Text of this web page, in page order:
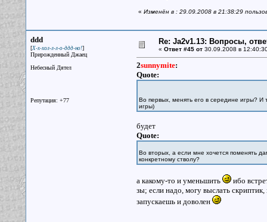
« Изменён в : 29.09.2008 в 21:38:29
ddd
[Х-х-хол-л-л-о-ддд-но!]
Прирожденный Джаец
Небесный Дятел
Репутация: +77
Re: Ja2v1.13: Вопросы,
« Ответ #45 от30.09.2008 в
2sunnymite:
Quote:
Во первых, менять его в середине игры? И
игры)
будет
Quote:
Во вторых, а если мне хочется поменять
конкретному стволу?
а какому-то и уменьшить
ибо
зы; если надо, могу выслать
запускаешь и доволен